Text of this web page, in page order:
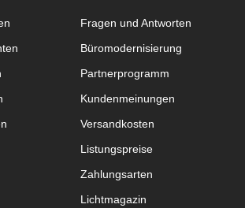
Fragen und Antworten
Büromodernisierung
Partnerprogramm
Kundenmeinungen
Versandkosten
Listungspreise
Zahlungsarten
Lichtmagazin